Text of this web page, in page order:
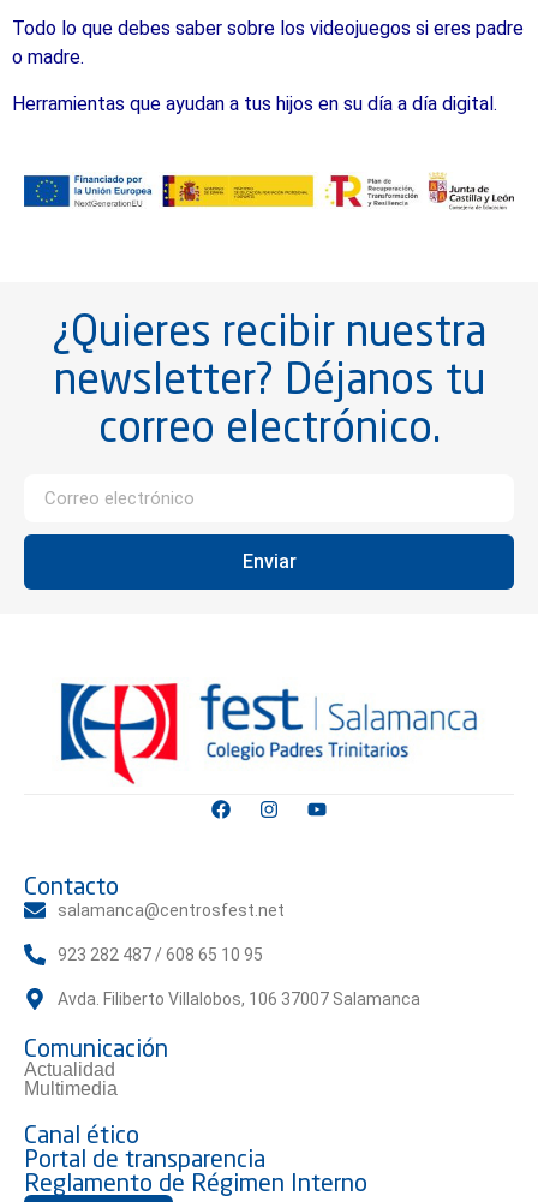
Todo lo que debes saber sobre los videojuegos si eres padre
o madre.
Herramientas que ayudan a tus hijos en su día a día digital.
¿Quieres recibir nuestra
newsletter? Déjanos tu
correo electrónico.
Enviar
Contacto
salamanca@centrosfest.net
923 282 487 / 608 65 10 95
Avda. Filiberto Villalobos, 106 37007 Salamanca
Comunicación
Actualidad
Multimedia
Canal ético
Portal de transparencia
Reglamento de Régimen Interno